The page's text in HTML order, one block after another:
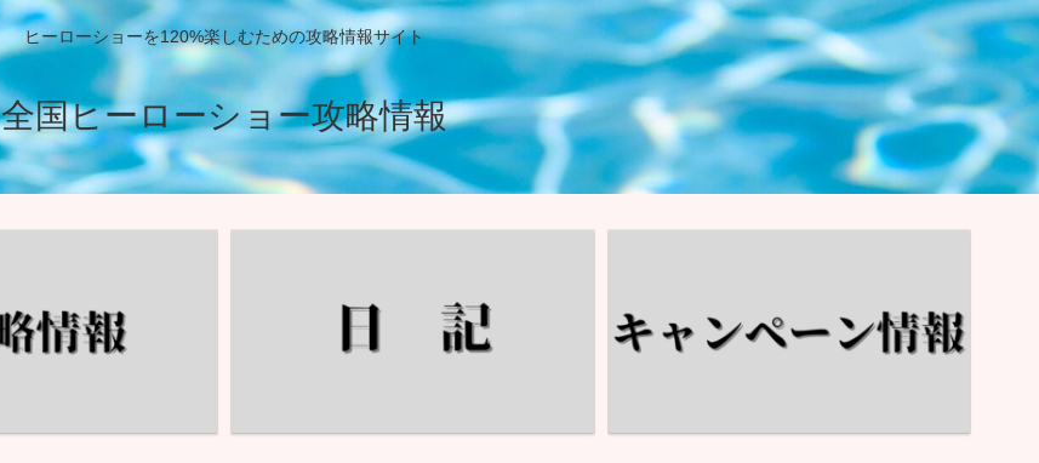
ヒーローショーを120%楽しむための攻略情報サイト
全国ヒーローショー攻略情報